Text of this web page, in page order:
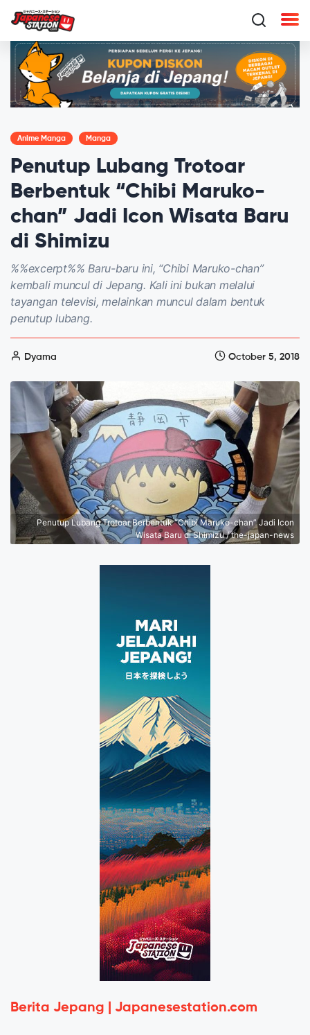
Anime Manga Manga
Penutup Lubang Trotoar
Berbentuk “Chibi Maruko-
chan” Jadi Icon Wisata Baru
di Shimizu
%%excerpt%% Baru-baru ini, “Chibi Maruko-chan”
kembali muncul di Jepang. Kali ini bukan melalui
tayangan televisi, melainkan muncul dalam bentuk
penutup lubang.
Dyama October 5, 2018
Penutup Lubang Trotoar Berbentuk “Chibi Maruko-chan” Jadi Icon
Wisata Baru di Shimizu / the-japan-news
Berita Jepang | Japanesestation.com